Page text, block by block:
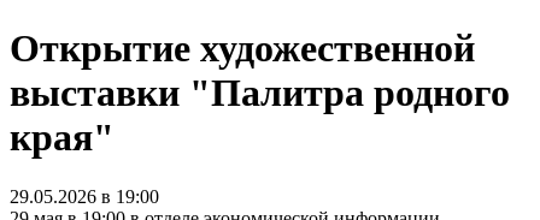
Открытие художественной
выставки "Палитра родного
края"
29.05.2026 в 19:00